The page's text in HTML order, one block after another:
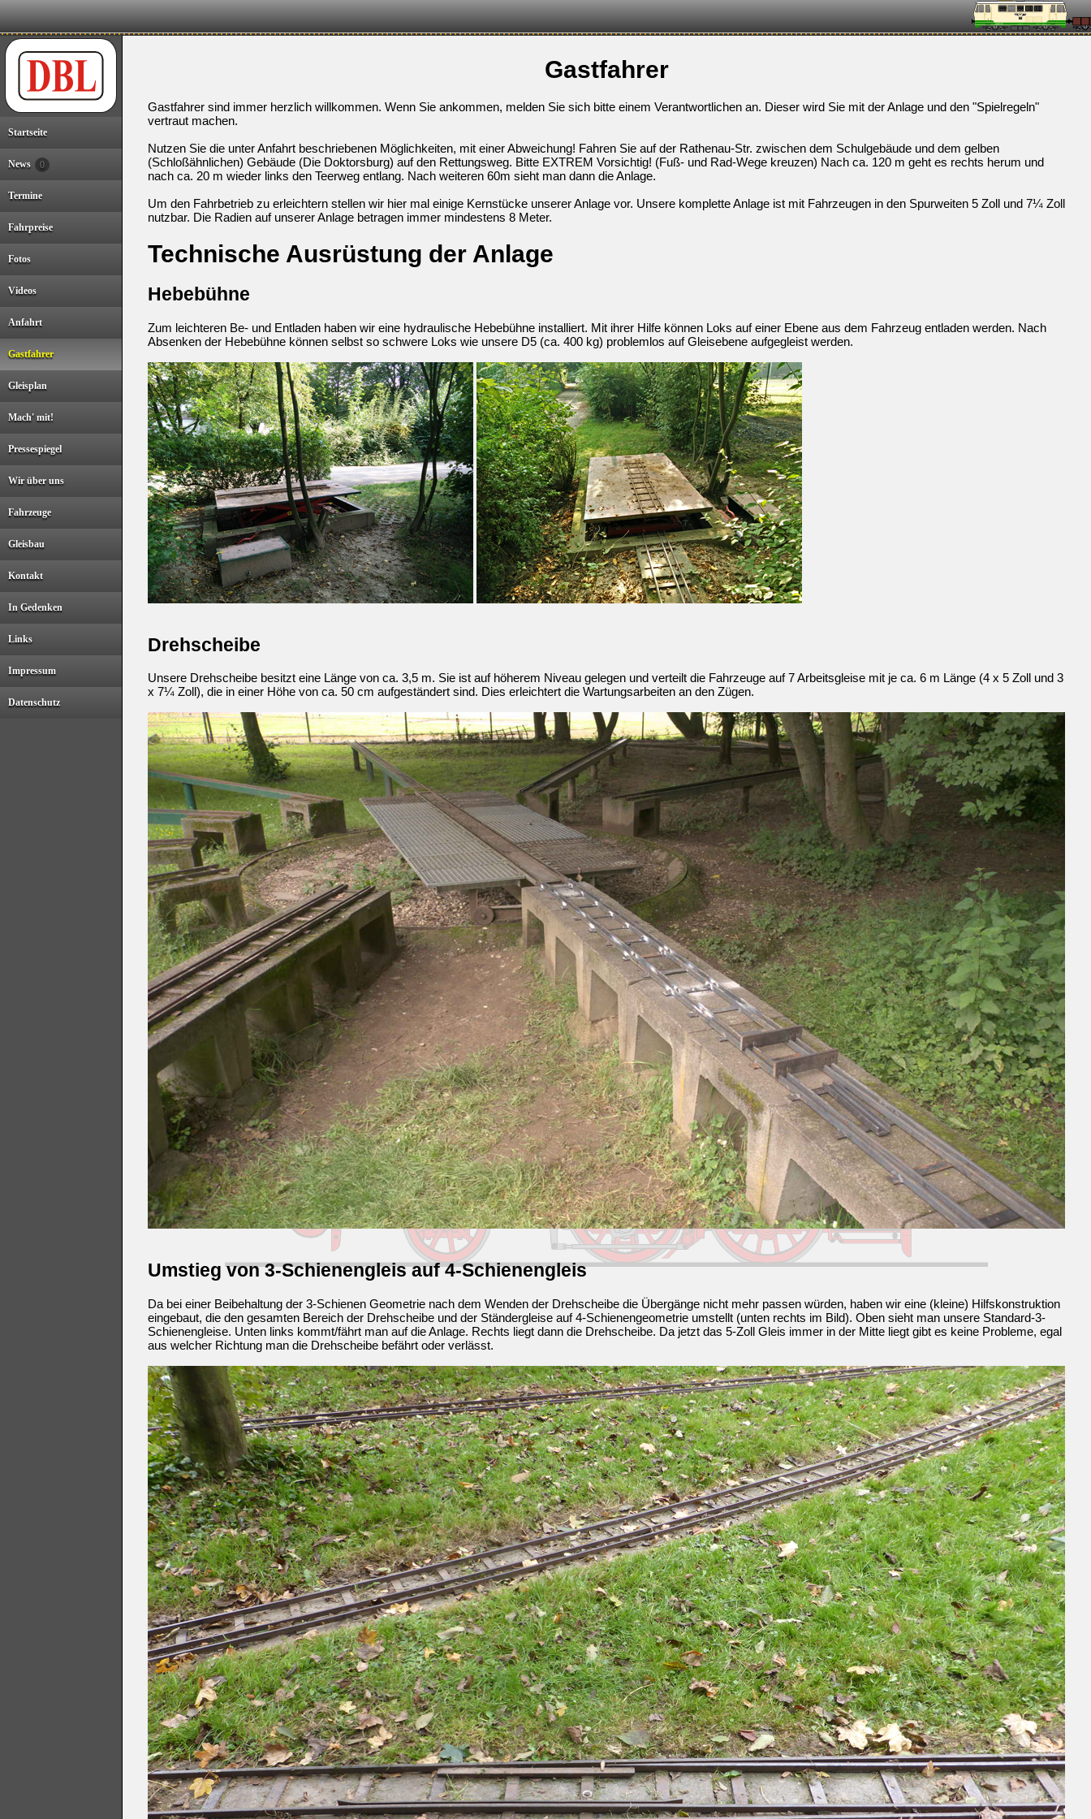
Startseite
News 0
Termine
Fahrpreise
Fotos
Videos
Anfahrt
Gastfahrer
Gleisplan
Mach' mit!
Pressespiegel
Wir über uns
Fahrzeuge
Gleisbau
Kontakt
In Gedenken
Links
Impressum
Datenschutz
Gastfahrer
Gastfahrer sind immer herzlich willkommen. Wenn Sie ankommen, melden Sie sich bitte einem Verantwortlichen an. Dieser wird Sie mit der Anlage und den "Spielregeln"
vertraut machen.
Nutzen Sie die unter Anfahrt beschriebenen Möglichkeiten, mit einer Abweichung! Fahren Sie auf der Rathenau-Str. zwischen dem Schulgebäude und dem gelben
(Schloßähnlichen) Gebäude (Die Doktorsburg) auf den Rettungsweg. Bitte EXTREM Vorsichtig! (Fuß- und Rad-Wege kreuzen) Nach ca. 120 m geht es rechts herum und
nach ca. 20 m wieder links den Teerweg entlang. Nach weiteren 60m sieht man dann die Anlage.
Um den Fahrbetrieb zu erleichtern stellen wir hier mal einige Kernstücke unserer Anlage vor. Unsere komplette Anlage ist mit Fahrzeugen in den Spurweiten 5 Zoll und 7¼ Zoll
nutzbar. Die Radien auf unserer Anlage betragen immer mindestens 8 Meter.
Technische Ausrüstung der Anlage
Hebebühne
Zum leichteren Be- und Entladen haben wir eine hydraulische Hebebühne installiert. Mit ihrer Hilfe können Loks auf einer Ebene aus dem Fahrzeug entladen werden. Nach
Absenken der Hebebühne können selbst so schwere Loks wie unsere D5 (ca. 400 kg) problemlos auf Gleisebene aufgegleist werden.
Drehscheibe
Unsere Drehscheibe besitzt eine Länge von ca. 3,5 m. Sie ist auf höherem Niveau gelegen und verteilt die Fahrzeuge auf 7 Arbeitsgleise mit je ca. 6 m Länge (4 x 5 Zoll und 3
x 7¼ Zoll), die in einer Höhe von ca. 50 cm aufgeständert sind. Dies erleichtert die Wartungsarbeiten an den Zügen.
Umstieg von 3-Schienengleis auf 4-Schienengleis
Da bei einer Beibehaltung der 3-Schienen Geometrie nach dem Wenden der Drehscheibe die Übergänge nicht mehr passen würden, haben wir eine (kleine) Hilfskonstruktion
eingebaut, die den gesamten Bereich der Drehscheibe und der Ständergleise auf 4-Schienengeometrie umstellt (unten rechts im Bild). Oben sieht man unsere Standard-3-
Schienengleise. Unten links kommt/fährt man auf die Anlage. Rechts liegt dann die Drehscheibe. Da jetzt das 5-Zoll Gleis immer in der Mitte liegt gibt es keine Probleme, egal
aus welcher Richtung man die Drehscheibe befährt oder verlässt.